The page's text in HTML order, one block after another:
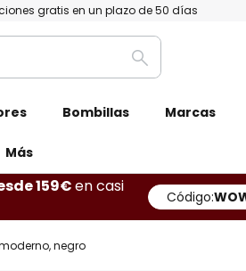
gratis en un plazo de 50 días
Buscar
Bombillas Marcas
Más
159€en casi
Código:
negro